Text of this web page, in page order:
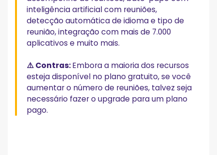
inteligência artificial com reuniões,
detecção automática de idioma e tipo de
reunião, integração com mais de 7.000
aplicativos e muito mais.
⚠️ Contras:Embora a maioria dos recursos
esteja disponível no plano gratuito, se você
aumentar o número de reuniões, talvez seja
necessário fazer o upgrade para um plano
pago.